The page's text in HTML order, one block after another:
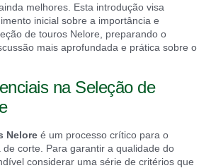
melhores. Esta introdução visa
inicial sobre a importância e
de touros Nelore, preparando o
mais aprofundada e prática sobre o
na Seleção de
Nelore é um processo crítico para o
corte. Para garantir a qualidade do
considerar uma série de critérios que